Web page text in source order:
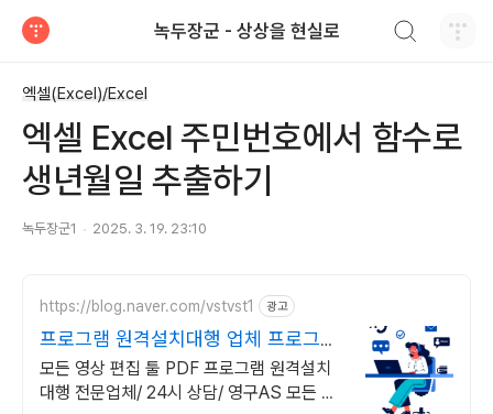
녹두장군 - 상상을 현실로
엑셀(Excel)/Excel
엑셀 Excel 주민번호에서 함수로
생년월일 추출하기
녹두장군1 2025. 3. 19. 23:10
https://blog.naver.com/vstvst1 광고
프로그램 원격설치대행 업체 프로그램
원격설치대행 전문
모든 영상 편집 툴 PDF 프로그램 원격설치
대행 전문업체/ 24시 상담/ 영구AS 모든 영